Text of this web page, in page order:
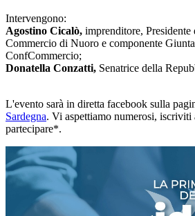
Intervengono:
Agostino Cicalò, imprenditore, Presidente
Commercio di Nuoro e componente
ConfCommercio;
Donatella Conzatti, Senatrice della
L'evento sarà in diretta facebook sulla
Sardegna. Vi aspettiamo numerosi,
partecipare*.